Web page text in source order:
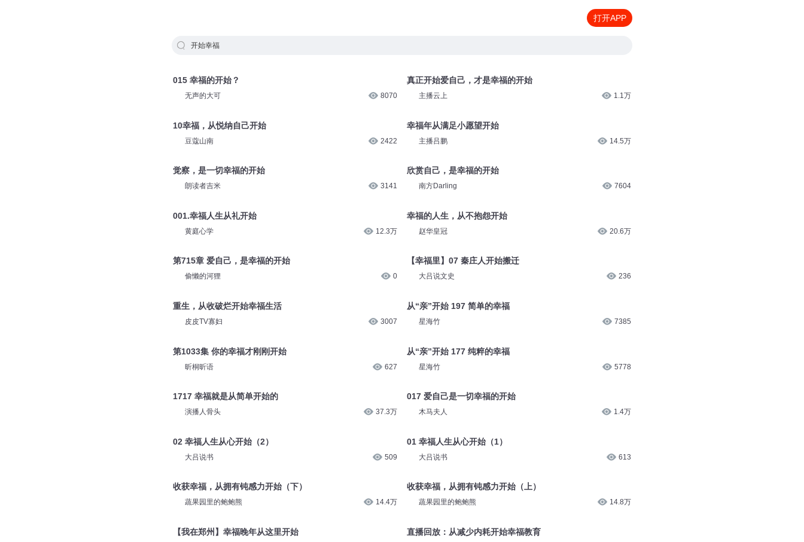
打开APP
开始幸福
015 幸福的开始？
无声的大可 8070
10幸福，从悦纳自己开始
豆蔻山南 2422
觉察，是一切幸福的开始
朗读者吉米 3141
001.幸福人生从礼开始
黄庭心学 12.3万
第715章 爱自己，是幸福的开始
偷懒的河狸 0
重生，从收破烂开始幸福生活
皮皮TV寡妇 3007
第1033集 你的幸福才刚刚开始
昕桐昕语 627
1717 幸福就是从简单开始的
演播人骨头 37.3万
02 幸福人生从心开始（2）
大吕说书 509
收获幸福，从拥有钝感力开始（下）
蔬果园里的鲍鲍熊 14.4万
【我在郑州】幸福晚年从这里开始
真正开始爱自己，才是幸福的开始
主播云上 1.1万
幸福年从满足小愿望开始
主播吕鹏 14.5万
欣赏自己，是幸福的开始
南方Darling 7604
幸福的人生，从不抱怨开始
赵华皇冠 20.6万
【幸福里】07 秦庄人开始搬迁
大吕说文史 236
从“亲”开始 197 简单的幸福
星海竹 7385
从“亲”开始 177 纯粹的幸福
星海竹 5778
017 爱自己是一切幸福的开始
木马夫人 1.4万
01 幸福人生从心开始（1）
大吕说书 613
收获幸福，从拥有钝感力开始（上）
蔬果园里的鲍鲍熊 14.8万
直播回放：从减少内耗开始幸福教育